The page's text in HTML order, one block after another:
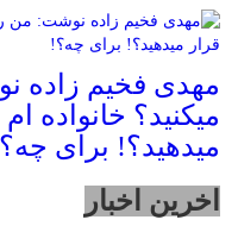
مهدی فخیم زاده
میکنید؟ خانواده
میدهید؟! برای
اخرین اخبار